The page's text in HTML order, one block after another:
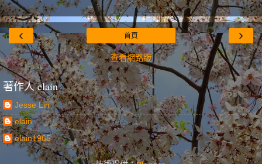
‹ ›
首頁
查看網路版
著作人 elain
Jesse Lin
elain
elain1965